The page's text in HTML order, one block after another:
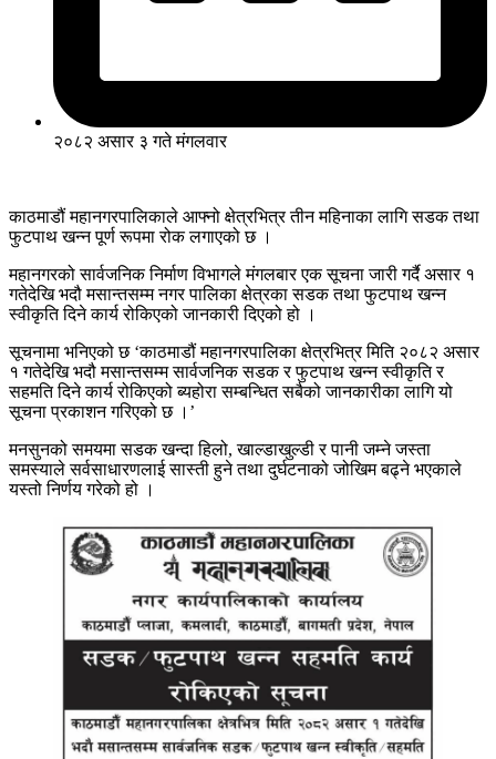
२०८२ असार ३ गते मंगलवार
काठमाडौं महानगरपालिकाले आफ्नो क्षेत्रभित्र तीन महिनाका लागि सडक तथा
फुटपाथ खन्न पूर्ण रूपमा रोक लगाएको छ ।
महानगरको सार्वजनिक निर्माण विभागले मंगलबार एक सूचना जारी गर्दै असार १
गतेदेखि भदौ मसान्तसम्म नगर पालिका क्षेत्रका सडक तथा फुटपाथ खन्न
स्वीकृति दिने कार्य रोकिएको जानकारी दिएको हो ।
सूचनामा भनिएको छ ‘काठमाडौं महानगरपालिका क्षेत्रभित्र मिति २०८२ असार
१ गतेदेखि भदौ मसान्तसम्म सार्वजनिक सडक र फुटपाथ खन्न स्वीकृति र
सहमति दिने कार्य रोकिएको ब्यहोरा सम्बन्धित सबैको जानकारीका लागि यो
सूचना प्रकाशन गरिएको छ ।’
मनसुनको समयमा सडक खन्दा हिलो, खाल्डाखुल्डी र पानी जम्ने जस्ता
समस्याले सर्वसाधारणलाई सास्ती हुने तथा दुर्घटनाको जोखिम बढ्ने भएकाले
यस्तो निर्णय गरेको हो ।